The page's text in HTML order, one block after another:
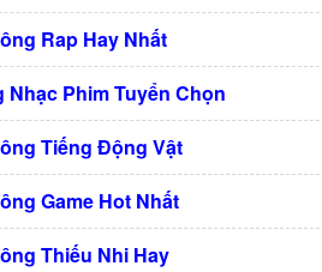
Rap Hay Nhất
Nhạc Phim Tuyển Chọn
Tiếng Động Vật
Game Hot Nhất
Thiếu Nhi Hay